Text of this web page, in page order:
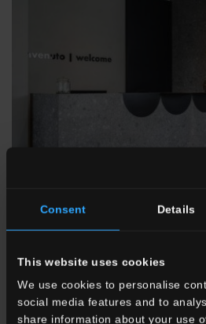
Consent Details
This website uses cookies
We use cookies to personalise
social media features and to
share information about your use
Hotel Sole, Riccione,
Mehr dazu